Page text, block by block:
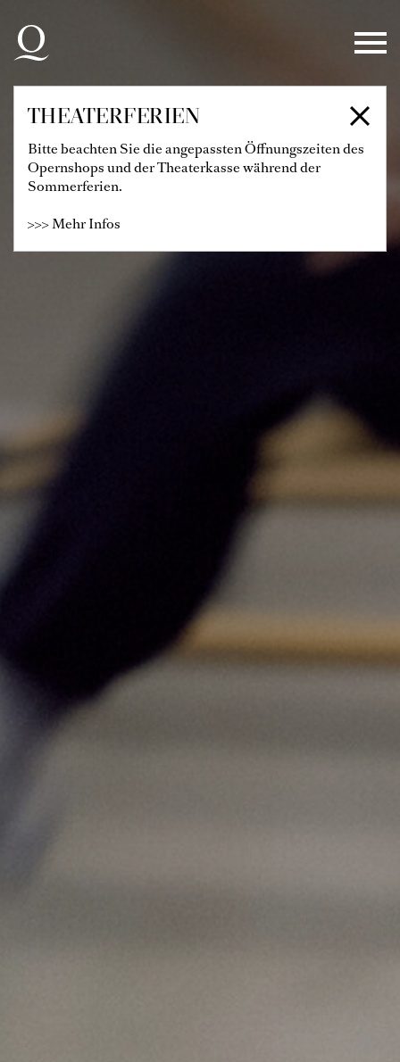
Zur Hauptnavigation springen
Zum Hauptinhalt springen
Zum Footer springen
THEATERFERIEN
Bitte beachten Sie die angepassten Öffnungszeiten des
Opernshops und der Theaterkasse während der
Sommerferien.
>>> Mehr Infos